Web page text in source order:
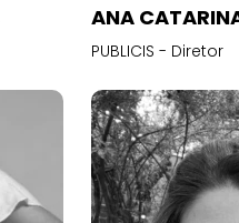
ANA
PUBLICIS - Diretor